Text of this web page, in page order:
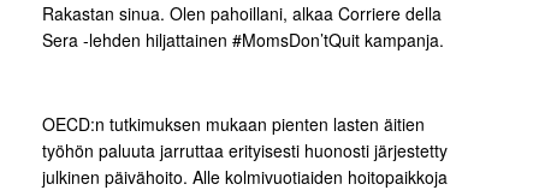
Rakastan sinua. Olen pahoillani, alkaa Corriere della
Sera -lehden hiljattainen #MomsDon’tQuit kampanja.
OECD:n tutkimuksen mukaan pienten lasten äitien
työhön paluuta jarruttaa erityisesti huonosti järjestetty
julkinen päivähoito. Alle kolmivuotiaiden hoitopaikkoja